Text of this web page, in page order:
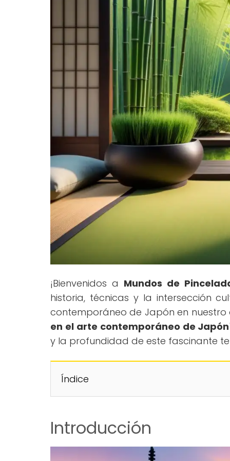
¡Bienvenidos a Mundos de
historia, técnicas y la intersección
contemporáneo de Japón en
en el arte contemporáneo de Japón
y la profundidad de este fascinante
Índice
Introducción